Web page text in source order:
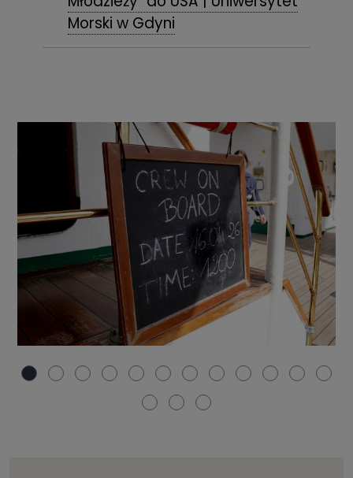
Morski w Gdyni